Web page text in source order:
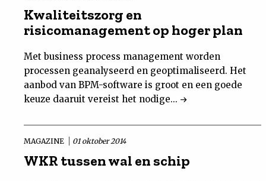
Kwaliteitszorg en
risicomanagement op hoger plan
Met business process management worden
processen geanalyseerd en geoptimaliseerd. Het
aanbod van BPM-software is groot en een goede
keuze daaruit vereist het nodige...
MAGAZINE 01 oktober 2014
WKR tussen wal en schip